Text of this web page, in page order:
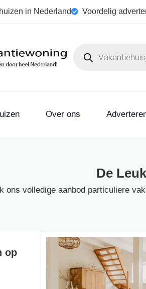
in Nederland Voordelig
Over ons
De
ons volledige aanbod particuliere
op